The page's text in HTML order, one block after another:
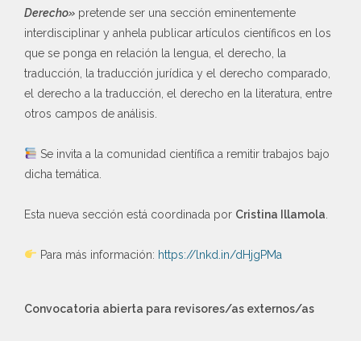
Derecho» pretende ser una sección eminentemente
interdisciplinar y anhela publicar artículos científicos en los
que se ponga en relación la lengua, el derecho, la
traducción, la traducción jurídica y el derecho comparado,
el derecho a la traducción, el derecho en la literatura, entre
otros campos de análisis.
Se invita a la comunidad científica a remitir trabajos bajo
dicha temática.
Esta nueva sección está coordinada por Cristina Illamola
Para más información: https://lnkd.in/dHjgPMa
Convocatoria abierta para revisores/as externos/as